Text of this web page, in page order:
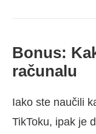
Bonus:
računalu
Iako ste naučili
TikToku, ipak je